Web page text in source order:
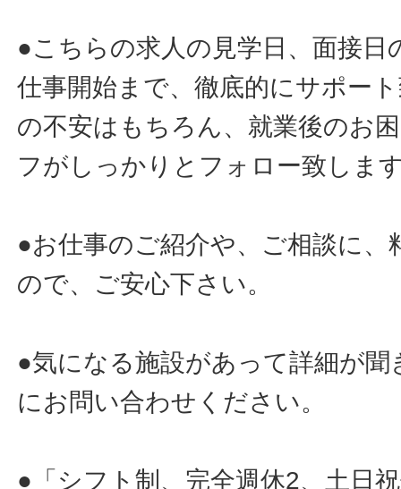
●こちらの求人の見学日、面接日
仕事開始まで、徹底的にサポー
の不安はもちろん、就業後のお
フがしっかりとフォロー致しま
●お仕事のご紹介や、ご相談に
ので、ご安心下さい。
●気になる施設があって詳細が
にお問い合わせください。
●「シフト制、完全週休2、土日